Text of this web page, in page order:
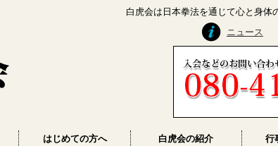
白虎会は日本拳法を通じて心と身体
ニュース
はじめての方へ
白虎会の紹介
行